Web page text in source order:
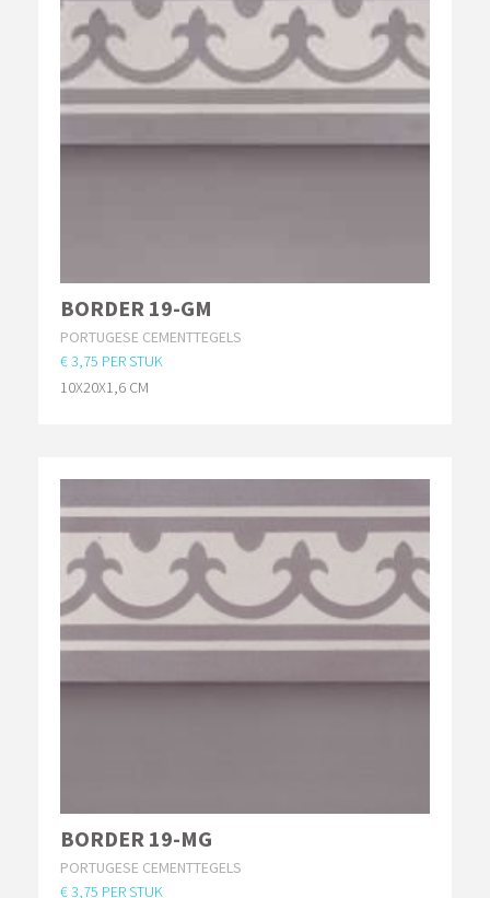
BORDER 19-GM
PORTUGESE CEMENTTEGELS
€ 3,75 PER STUK
10X20X1,6 CM
BORDER 19-MG
PORTUGESE CEMENTTEGELS
€ 3,75 PER STUK